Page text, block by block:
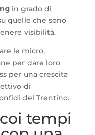
in grado di
quelle che sono
visibilità.
le micro,
per dare loro
per una crescita
di
del Trentino..
tempi